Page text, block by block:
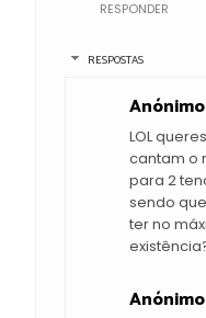
RESPONDER
RESPOSTAS
Anónimo
LOL
cantam o
para 2
sendo
ter no
Anónimo